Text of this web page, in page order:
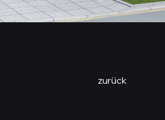
zurück